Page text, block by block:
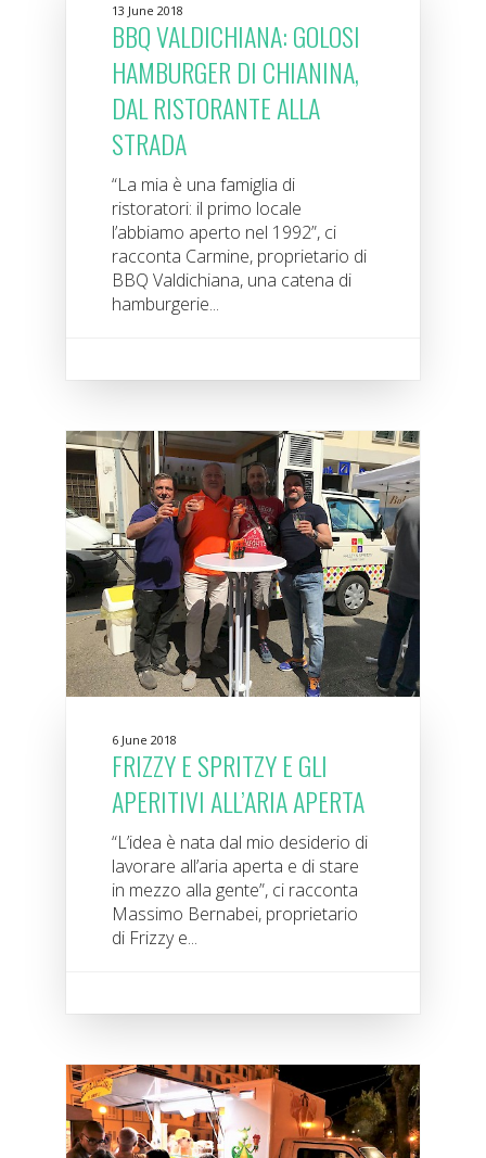
13 June 2018
BBQ VALDICHIANA: GOLOSI
HAMBURGER DI CHIANINA,
DAL RISTORANTE ALLA
STRADA
“La mia è una famiglia di
ristoratori: il primo locale
l’abbiamo aperto nel 1992”, ci
racconta Carmine, proprietario di
BBQ Valdichiana, una catena di
hamburgerie...
6 June 2018
FRIZZY E SPRITZY E GLI
APERITIVI ALL’ARIA APERTA
“L’idea è nata dal mio desiderio di
lavorare all’aria aperta e di stare
in mezzo alla gente”, ci racconta
Massimo Bernabei, proprietario
di Frizzy e...